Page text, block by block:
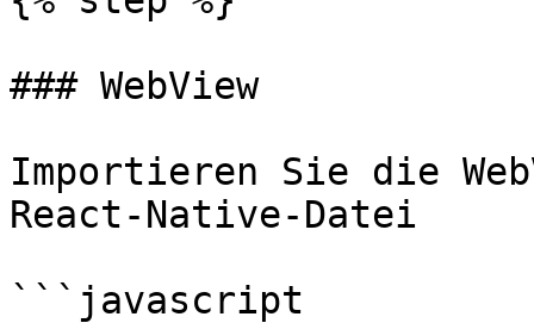
### WebView
Importieren Sie die
React-Native-Datei
```javascript